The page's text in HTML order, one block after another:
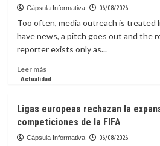
enfermedad
que
puede
destruir
hígado
señales
Cápsula Informativa 06/08/2026
Too often, media outreach is treated
have news, a pitch goes out and the
reporter exists only as...
Leer másLeer
más
capsula
Informativa:
Stop
Actualidad
Ligas europeas rechazan la
competiciones de la FIFA
Cápsula Informativa 06/08/2026